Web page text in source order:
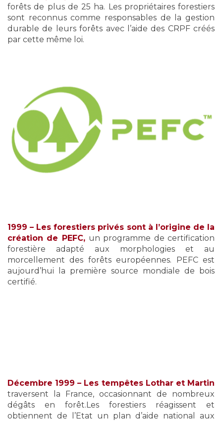
forêts de plus de 25 ha. Les propriétaires forestiers
sont reconnus comme responsables de la gestion
durable de leurs forêts avec l’aide des CRPF créés
par cette même loi.
1999 – Les forestiers privés sont à l’origine de la
création de PEFC, un programme de certification
forestière adapté aux morphologies et au
morcellement des forêts européennes. PEFC est
aujourd’hui la première source mondiale de bois
certifié.
Décembre 1999 – Les tempêtes Lothar et Martin
traversent la France, occasionnant de nombreux
dégâts en forêt.Les forestiers réagissent et
obtiennent de l’Etat un plan d’aide national aux